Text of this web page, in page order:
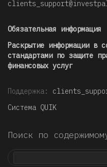
Обязательная информация
Раскрытие информации в
стандартами по защите
финансовых услуг
Поддержка:
Система QUIK
Поиск по